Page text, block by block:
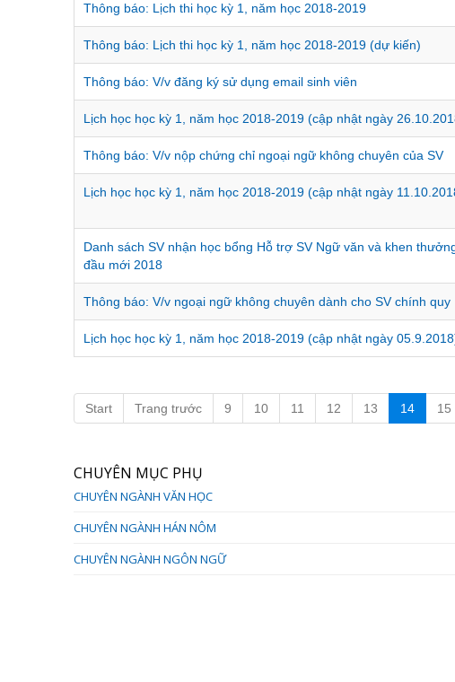
Thông báo: Lịch thi học kỳ 1, năm học 2018-2019
Thông báo: Lịch thi học kỳ 1, năm học 2018-2019 (dự kiến)
Thông báo: V/v đăng ký sử dụng email sinh viên
Lịch học học kỳ 1, năm học 2018-2019 (cập nhật ngày
Thông báo: V/v nộp chứng chỉ ngoại ngữ không chuyên của SV
Lịch học học kỳ 1, năm học 2018-2019 (cập nhật ngày
Danh sách SV nhận học bổng Hỗ trợ SV Ngữ văn và khen
đầu mới 2018
Thông báo: V/v ngoại ngữ không chuyên dành cho SV chính quy
Lịch học học kỳ 1, năm học 2018-2019 (cập nhật ngày
Start Trang trước 9 10 11 12 13 14 15
CHUYÊN MỤC PHỤ
CHUYÊN NGÀNH VĂN HỌC
CHUYÊN NGÀNH HÁN NÔM
CHUYÊN NGÀNH NGÔN NGỮ